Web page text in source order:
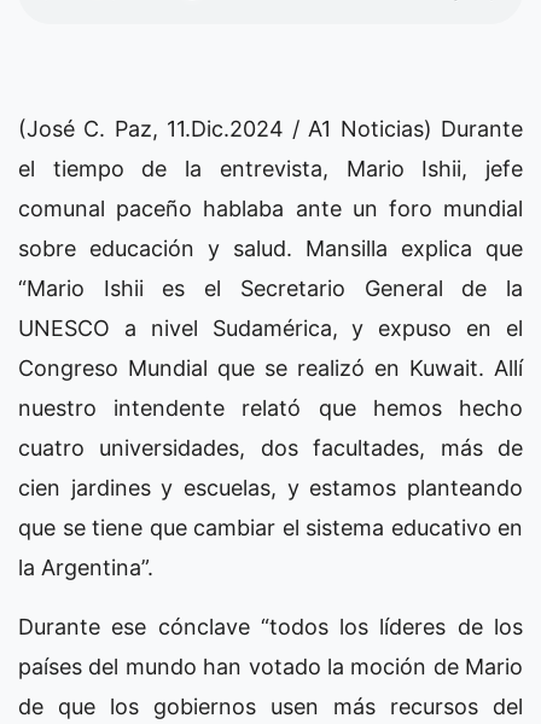
(José C. Paz, 11.Dic.2024 / A1 Noticias) Durante
el tiempo de la entrevista, Mario Ishii, jefe
comunal paceño hablaba ante un foro mundial
sobre educación y salud. Mansilla explica que
“Mario Ishii es el Secretario General de la
UNESCO a nivel Sudamérica, y expuso en el
Congreso Mundial que se realizó en Kuwait. Allí
nuestro intendente relató que hemos hecho
cuatro universidades, dos facultades, más de
cien jardines y escuelas, y estamos planteando
que se tiene que cambiar el sistema educativo en
la Argentina”.
Durante ese cónclave “todos los líderes de los
países del mundo han votado la moción de Mario
de que los gobiernos usen más recursos del